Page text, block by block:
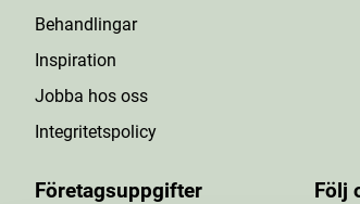
Behandlingar
Inspiration
Jobba hos oss
Integritetspolicy
Företagsuppgifter Följ